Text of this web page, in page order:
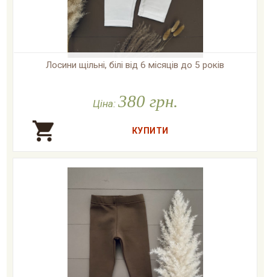
Лосини щільні, білі від 6 місяців до 5 років
Ціна: 380 грн.